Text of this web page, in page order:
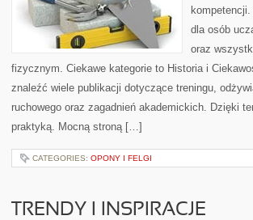
dla osób
oraz
fizycznym. Ciekawe kategorie to Historia i
znaleźć wiele publikacji dotyczące treningu,
ruchowego oraz zagadnień akademickich. Dzięki
praktyką. Mocną stroną […]
CATEGORIES: OPONY I FELGI
TRENDY I INSPIRACJE